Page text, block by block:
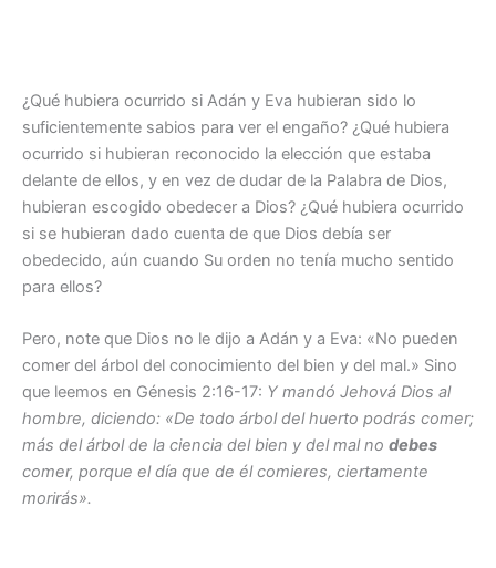
¿Qué hubiera ocurrido si Adán y Eva hubieran sido lo
suficientemente sabios para ver el engaño? ¿Qué hubiera
ocurrido si hubieran reconocido la elección que estaba
delante de ellos, y en vez de dudar de la Palabra de Dios,
hubieran escogido obedecer a Dios? ¿Qué hubiera ocurrido
si se hubieran dado cuenta de que Dios debía ser
obedecido, aún cuando Su orden no tenía mucho sentido
para ellos?
Pero, note que Dios no le dijo a Adán y a Eva: «No pueden
comer del árbol del conocimiento del bien y del mal.» Sino
que leemos en Génesis 2:16-17: Y mandó Jehová Dios al
hombre, diciendo: «De todo árbol del huerto podrás comer;
más del árbol de la ciencia del bien y del mal no debes
comer, porque el día que de él comieres, ciertamente
morirás».